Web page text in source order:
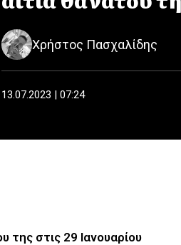
Χρήστος Πασχαλίδης
13.07.2023 | 07:24
της στις 29 Ιανουαρίου